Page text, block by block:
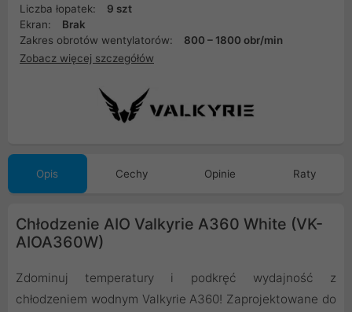
Liczba łopatek:
9 szt
Ekran:
Brak
Zakres obrotów wentylatorów:
800 – 1800 obr/min
Zobacz więcej szczegółów
Opis Cechy Opinie Raty
Chłodzenie AIO Valkyrie A360 White (VK-
AIOA360W)
Zdominuj temperatury i podkręć wydajność z
chłodzeniem wodnym Valkyrie A360! Zaprojektowane do